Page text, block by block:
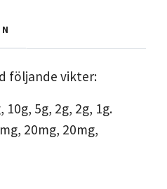
följande vikter:
10g, 5g, 2g, 2g, 1g.
20mg, 20mg,